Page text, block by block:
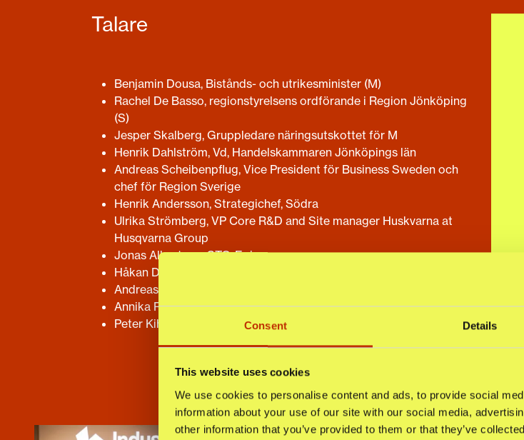
Consent Details
This website uses cookies
We use cookies to personalise content and ads, to provide social
information about your use of our site with our social media,
other information that you’ve provided to them or that they’ve
Talare
Benjamin Dousa, Bistånds- och utrikesminister (M)
Rachel De Basso, regionstyrelsens ordförande i Region Jönköping
(S)
Jesper Skalberg, Gruppledare näringsutskottet för M
Henrik Dahlström, Vd, Handelskammaren Jönköpings län
Andreas Scheibenpflug, Vice President för Business Sweden och
chef för Region Sverige
Henrik Andersson, Strategichef, Södra
Ulrika Strömberg, VP Core R&D and Site manager Huskvarna at
Husqvarna Group
Jonas Albertson, CTO, Epiroc
Håkan Dedorsson, Vd, Björneborg Steel
Andreas Malmberg, Vd, Trioworld
Annika Roos, Vd, Jernkontoret
Peter Kihlgren, Vd, IKEM